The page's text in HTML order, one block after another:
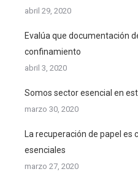
abril 29, 2020
Evalúa que documentación
confinamiento
abril 3, 2020
Somos sector esencial en
marzo 30, 2020
La recuperación de papel
esenciales
marzo 27, 2020